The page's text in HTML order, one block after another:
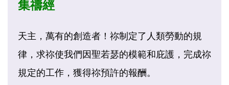
集禱經
天主，萬有的創造者！祢制定了人類勞動的規
律，求祢使我們因聖若瑟的模範和庇護，完成祢
規定的工作，獲得祢預許的報酬。